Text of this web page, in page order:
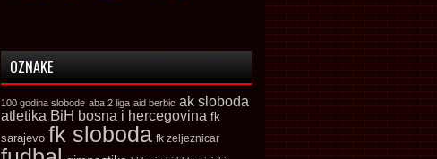
OZNAKE
100 godina slobode aba 2 liga aid berbic ak sloboda
atletika BiH bosna i hercegovina fk
sarajevo fk sloboda fk zeljeznicar